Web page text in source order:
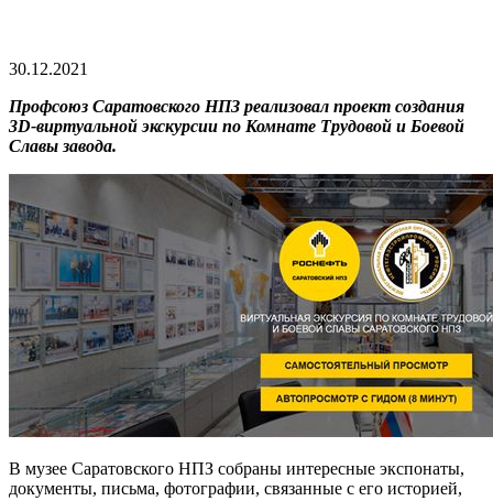
30.12.2021
Профсоюз Саратовского НПЗ реализовал проект создания
3D-виртуальной экскурсии по Комнате Трудовой и Боевой
Славы завода.
В музее Саратовского НПЗ собраны интересные экспонаты,
документы, письма, фотографии, связанные с его историей,